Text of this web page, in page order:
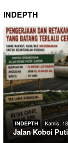
INDEPTH
INDEPTH Kamis,
Jalan Koboi